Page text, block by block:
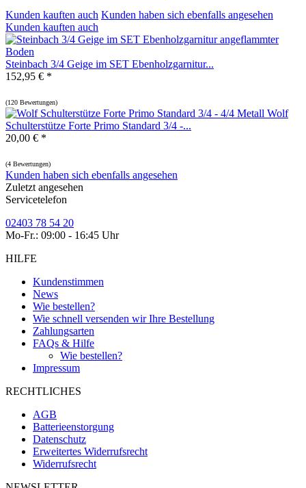
Kunden kauften auch Kunden haben sich ebenfalls angesehen
Kunden kauften auch
Steinbach 3/4 Geige im SET Ebenholzgarnitur...
152,95 € *
(120 Bewertungen)
Wolf
Schulterstütze Forte Primo Standard 3/4 -...
20,00 € *
(4 Bewertungen)
Kunden haben sich ebenfalls angesehen
Zuletzt angesehen
Servicetelefon
02403 78 54 20
Mo-Fr.: 09:00 - 16:45 Uhr
HILFE
Kundenstimmen
News
Wie bestellen?
Wie schnell versenden wir Ihre Bestellung
Zahlungsarten
FAQs & Hilfe
Wie bestellen?
Impressum
RECHTLICHES
AGB
Batterieenstorgung
Datenschutz
Erweitertes Widerrufsrecht
Widerrufsrecht